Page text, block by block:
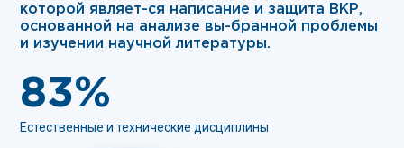
которой являет-ся написание и защита ВКР,
основанной на анализе вы-бранной проблемы
и изучении научной литературы.
83%
Естественные и технические дисциплины